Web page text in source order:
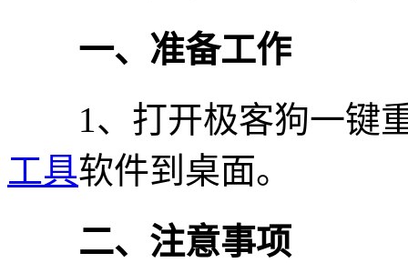
一、准备工作
1、打开极客狗一键
工具软件到桌面。
二、注意事项